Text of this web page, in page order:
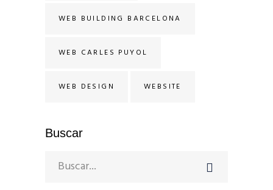
WEB BUILDING BARCELONA
WEB CARLES PUYOL
WEB DESIGN WEBSITE
Buscar
Search
for: